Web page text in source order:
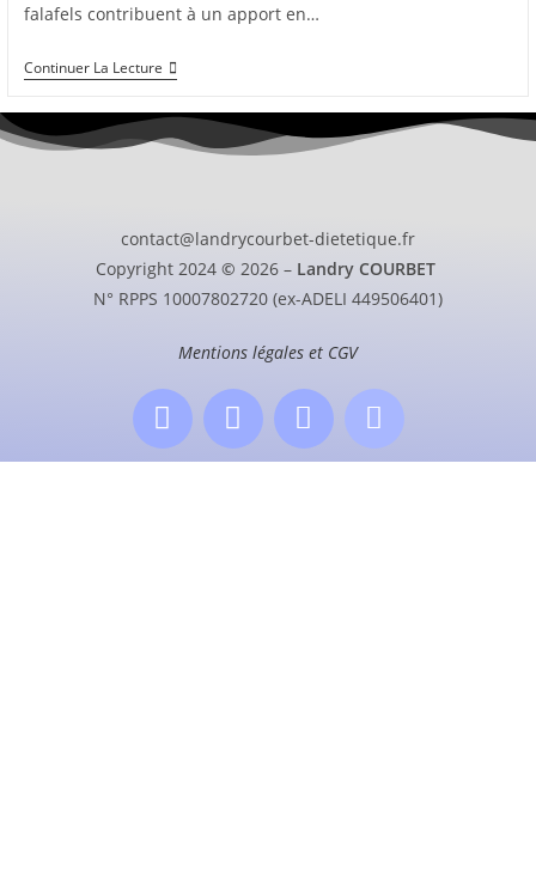
falafels contribuent à un apport en…
Continuer La Lecture
contact@landrycourbet-dietetique.fr
Copyright 2024 © 2026 – Landry COURBET
N° RPPS 10007802720 (ex-ADELI 449506401)
Mentions légales et CGV